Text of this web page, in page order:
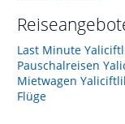
Last Minute
Pauschalreisen
Mietwagen
Flüge